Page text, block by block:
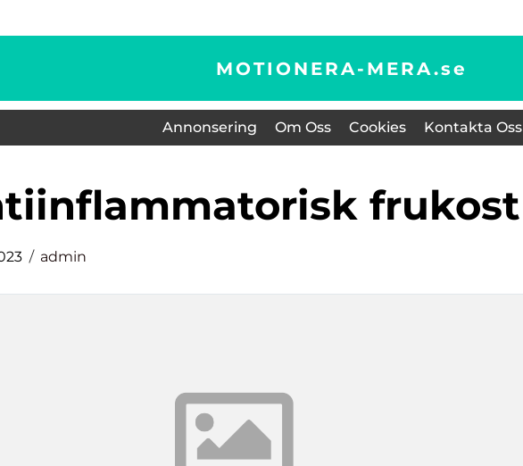
MOTIONERA-MERA.se
Annonsering Om Oss Cookies Kontakta Oss
frukost
admin